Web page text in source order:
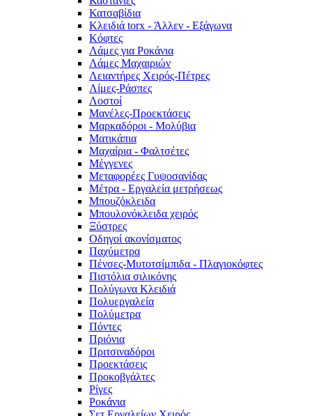
Κατσαβίδια
Κλειδιά torx - Άλλεν - Εξάγωνα
Κόφτες
Λάμες για Ροκάνια
Λάμες Μαχαιριών
Λειαντήρες Χειρός-Πέτρες
Λίμες-Ράσπες
Λοστοί
Μανέλες-Προεκτάσεις
Μαρκαδόροι - Μολύβια
Ματικάπια
Μαχαίρια - Φαλτσέτες
Μέγγενες
Μεταφορέες Γυψοσανίδας
Μέτρα - Εργαλεία μετρήσεως
Μπουζόκλειδα
Μπουλονόκλειδα χειρός
Ξύστρες
Οδηγοί ακονίσματος
Παχύμετρα
Πένσες-Μυτοτσίμπιδα - Πλαγιοκόφτες
Πιστόλια σιλικόνης
Πολύγωνα Κλειδιά
Πολυεργαλεία
Πολύμετρα
Πόντες
Πριόνια
Πριτσιναδόροι
Προεκτάσεις
Προκοβγάλτες
Ρίγες
Ροκάνια